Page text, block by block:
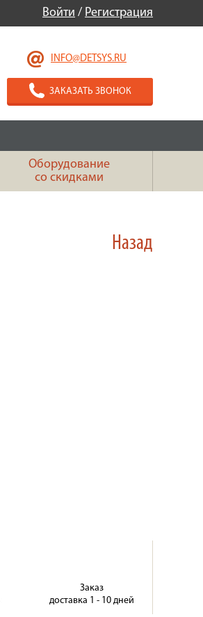
Войти / Регистрация
INFO@DETSYS.RU
ЗАКАЗАТЬ ЗВОНОК
Оборудование
со скидками
Назад
Заказ
доставка 1 - 10 дней